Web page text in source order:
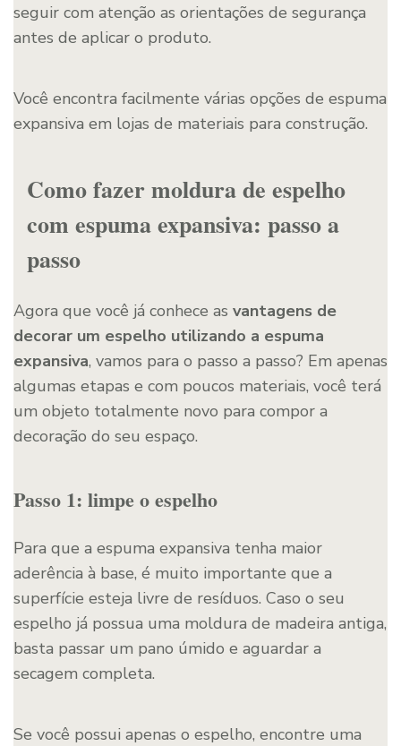
seguir com atenção as orientações de segurança
antes de aplicar o produto.
Você encontra facilmente várias opções de espuma
expansiva em lojas de materiais para construção.
Como fazer moldura de espelho
com espuma expansiva: passo a
passo
Agora que você já conhece as vantagens de
decorar um espelho utilizando a espuma
expansiva, vamos para o passo a passo? Em apenas
algumas etapas e com poucos materiais, você terá
um objeto totalmente novo para compor a
decoração do seu espaço.
Passo 1: limpe o espelho
Para que a espuma expansiva tenha maior
aderência à base, é muito importante que a
superfície esteja livre de resíduos. Caso o seu
espelho já possua uma moldura de madeira antiga,
basta passar um pano úmido e aguardar a
secagem completa.
Se você possui apenas o espelho, encontre uma